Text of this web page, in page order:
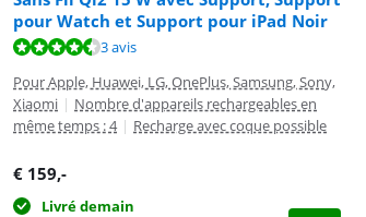
pour Watch et Support pour iPad Noir
3 avis
Pour Apple, Huawei, LG, OnePlus, Samsung, Sony,
Xiaomi | Nombre d'appareils rechargeables en
même temps : 4 | Recharge avec coque possible
€ 159,-
Livré demain